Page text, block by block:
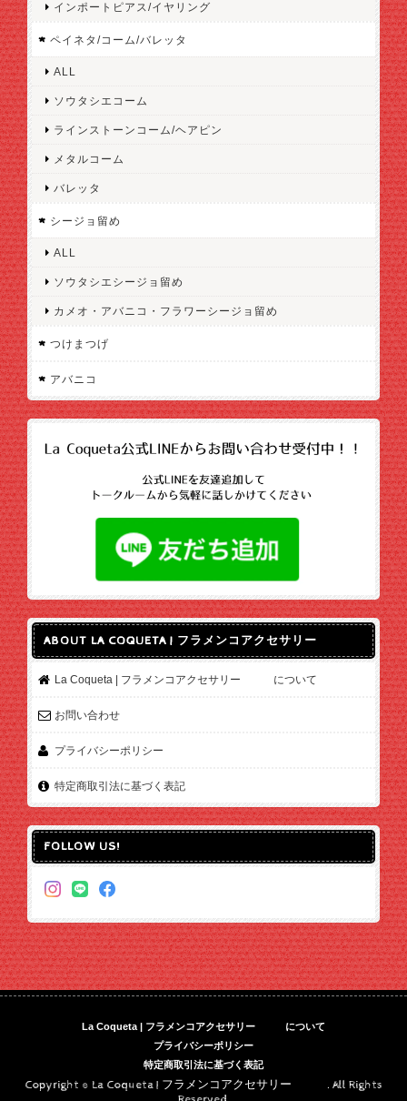
インポートピアス/イヤリング
ペイネタ/コーム/バレッタ
ALL
ソウタシエコーム
ラインストーンコーム/ヘアピン
メタルコーム
バレッタ
シージョ留め
ALL
ソウタシエシージョ留め
カメオ・アバニコ・フラワーシージョ留め
つけまつげ
アバニコ
ABOUT LA COQUETA | フラメンコアクセサリー
La Coqueta | フラメンコアクセサリー について
お問い合わせ
プライバシーポリシー
特定商取引法に基づく表記
FOLLOW US!
La Coqueta | フラメンコアクセサリー について
プライバシーポリシー
特定商取引法に基づく表記
Copyright © La Coqueta | フラメンコアクセサリー . All Rights